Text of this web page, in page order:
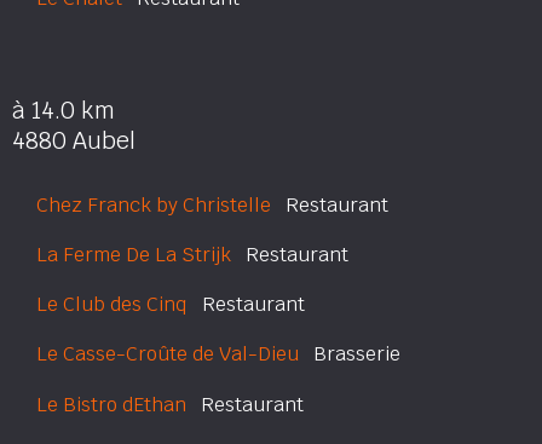
à 14.0 km
4880 Aubel
Chez Franck by Christelle Restaurant
La Ferme De La Strijk Restaurant
Le Club des Cinq Restaurant
Le Casse-Croûte de Val-Dieu Brasserie
Le Bistro dEthan Restaurant